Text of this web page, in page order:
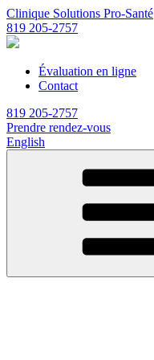
Clinique Solutions Pro-Santé
819 205-2757
Évaluation en ligne
Contact
819 205-2757
Prendre rendez-vous
English